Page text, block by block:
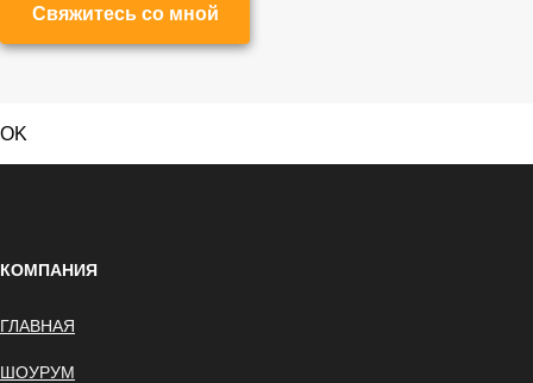
Свяжитесь со мной
OK
КОМПАНИЯ
ГЛАВНАЯ
ШОУРУМ